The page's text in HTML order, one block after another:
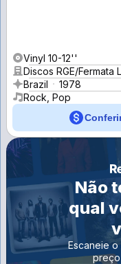
Vinyl 10-12''
Discos RGE/Fermata
Brazil
1978
Rock, Pop
Não
qual
Escaneie